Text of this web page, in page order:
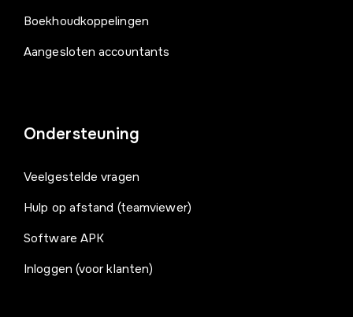
Boekhoudkoppelingen
Aangesloten accountants
Ondersteuning
Veelgestelde vragen
Hulp op afstand (teamviewer)
Software APK
Inloggen (voor klanten)